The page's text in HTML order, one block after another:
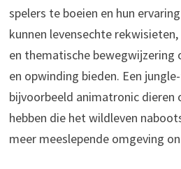
spelers te boeien en hun
kunnen levensechte
en thematische
en opwinding bieden. Een
bijvoorbeeld animatronic dieren
hebben die het wildleven
meer meeslepende omgeving